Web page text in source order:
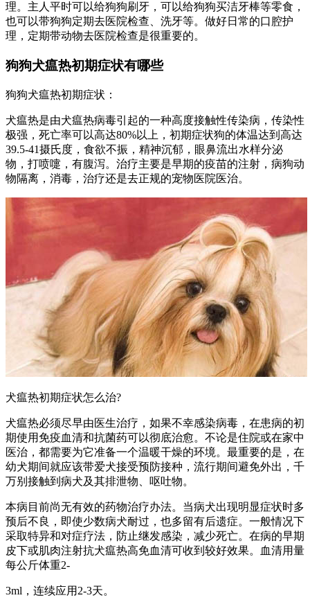
理。主人平时可以给狗狗刷牙，可以给狗狗买洁牙棒等零食，
也可以带狗狗定期去医院检查、洗牙等。做好日常的口腔护
理，定期带动物去医院检查是很重要的。
狗狗犬瘟热初期症状有哪些
狗狗犬瘟热初期症状：
犬瘟热是由犬瘟热病毒引起的一种高度接触性传染病，传染性
极强，死亡率可以高达80%以上，初期症状狗的体温达到高达
39.5-41摄氏度，食欲不振，精神沉郁，眼鼻流出水样分泌
物，打喷嚏，有腹泻。治疗主要是早期的疫苗的注射，病狗动
物隔离，消毒，治疗还是去正规的宠物医院医治。
犬瘟热初期症状怎么治?
犬瘟热必须尽早由医生治疗，如果不幸感染病毒，在患病的初
期使用免疫血清和抗菌药可以彻底治愈。不论是住院或在家中
医治，都需要为它准备一个温暖干燥的环境。最重要的是，在
幼犬期间就应该带爱犬接受预防接种，流行期间避免外出，千
万别接触到病犬及其排泄物、呕吐物。
本病目前尚无有效的药物治疗办法。当病犬出现明显症状时多
预后不良，即使少数病犬耐过，也多留有后遗症。一般情况下
采取特异和对症疗法，防止继发感染，减少死亡。在病的早期
皮下或肌肉注射抗犬瘟热高免血清可收到较好效果。血清用量
每公斤体重2-
3ml，连续应用2-3天。